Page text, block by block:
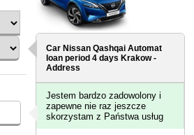
Car Nissan Qashqai Automat
loan period 4 days Krakow -
Address
Jestem bardzo zadowolony i
zapewne nie raz jeszcze
skorzystam z Państwa usług